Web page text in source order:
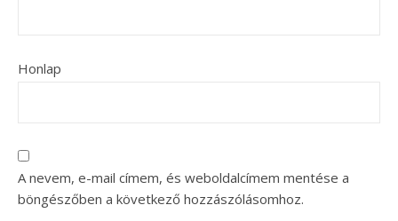
Honlap
A nevem, e-mail címem, és weboldalcímem mentése a
böngészőben a következő hozzászólásomhoz.